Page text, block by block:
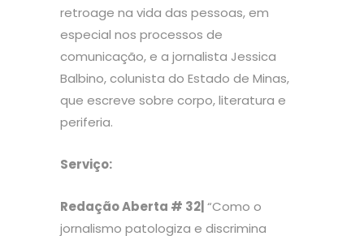
retroage na vida das pessoas, em
especial nos processos de
comunicação, e a jornalista Jessica
Balbino, colunista do Estado de Minas,
que escreve sobre corpo, literatura e
periferia.
Serviço:
Redação Aberta # 32| “Como o
jornalismo patologiza e discrimina